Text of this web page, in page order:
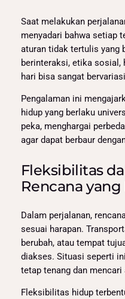
Saat melakukan
menyadari bahwa setiap
aturan tidak tertulis yang
berinteraksi, etika sosial,
hari bisa sangat
Pengalaman ini
hidup yang berlaku
peka, menghargai
agar dapat berbaur
Fleksibilitas
Rencana
Dalam perjalanan,
sesuai harapan.
berubah, atau tempat
diakses. Situasi seperti
tetap tenang dan
Fleksibilitas hidup